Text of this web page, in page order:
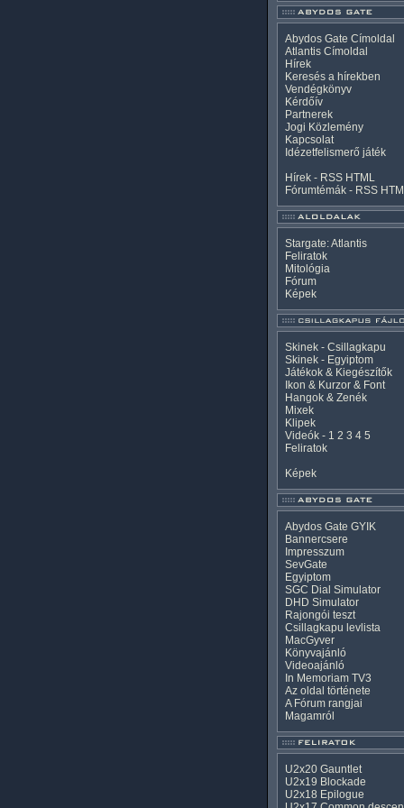
Abydos Gate Címoldal
Atlantis Címoldal
Hírek
Keresés a hírekben
Vendégkönyv
Kérdőív
Partnerek
Jogi Közlemény
Kapcsolat
Idézetfelismerő játék
Hírek - RSS HTML
Fórumtémák - RSS
Stargate: Atlantis
Feliratok
Mitológia
Fórum
Képek
Skinek - Csillagkapu
Skinek - Egyiptom
Játékok & Kiegészítők
Ikon & Kurzor & Font
Hangok & Zenék
Mixek
Klipek
Videók- 1 2 3 4 5
Feliratok
Képek
Abydos Gate GYIK
Bannercsere
Impresszum
SevGate
Egyiptom
SGC Dial Simulator
DHD Simulator
Rajongói teszt
Csillagkapu levlista
MacGyver
Könyvajánló
Videoajánló
In Memoriam TV3
Az oldal története
A Fórum rangjai
Magamról
U2x20 Gauntlet
U2x19 Blockade
U2x18 Epilogue